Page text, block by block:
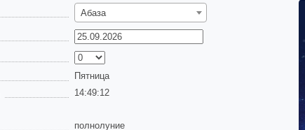
Абаза
Пятница
14:49:13
полнолуние